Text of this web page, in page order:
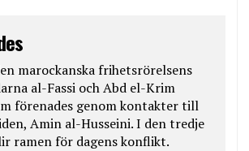
marockanska frihetsrörelsens
al-Fassi och Abd el-Krim
förenades genom kontakter till
Amin al-Husseini. I den tredje
ramen för dagens konflikt.